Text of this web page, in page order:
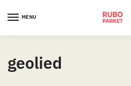
MENU
geolied